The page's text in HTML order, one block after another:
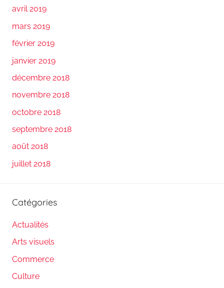
avril 2019
mars 2019
février 2019
janvier 2019
décembre 2018
novembre 2018
octobre 2018
septembre 2018
août 2018
juillet 2018
Catégories
Actualités
Arts visuels
Commerce
Culture